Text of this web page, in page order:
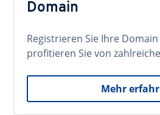
Domain
Registrieren Sie Ihre Domain
profitieren Sie von
Mehr